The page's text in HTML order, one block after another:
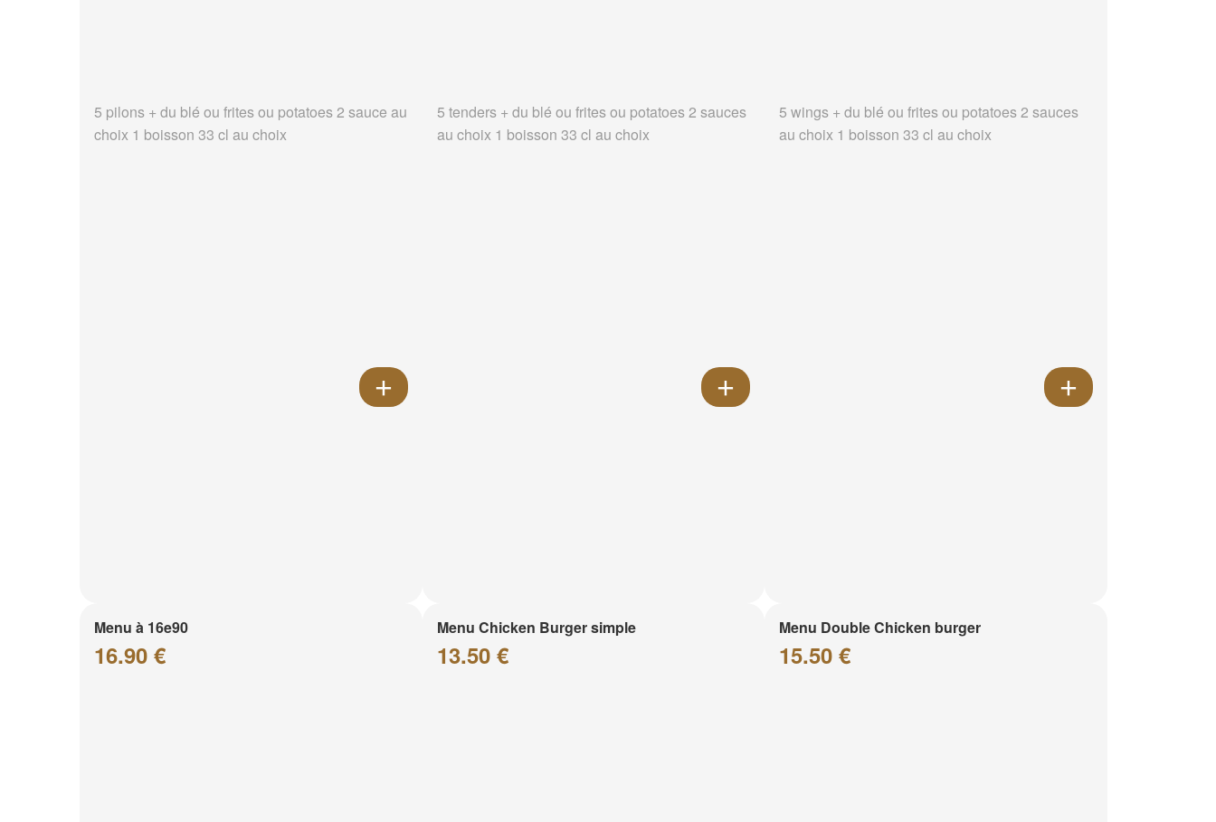
5 pilons + du blé ou frites ou potatoes 2 sauce au
choix 1 boisson 33 cl au choix
5 tenders + du blé ou frites ou potatoes 2 sauces
au choix 1 boisson 33 cl au choix
5 wings + du blé ou frites ou potatoes 2 sauces
au choix 1 boisson 33 cl au choix
Menu à 16e90
16.90 €
Menu Chicken Burger simple
13.50 €
Menu Double Chicken burger
15.50 €